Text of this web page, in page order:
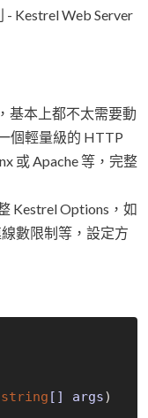
基本上都不太需要動
個輕量級的 HTTP
或 Apache 等，完整
Kestrel Options，如
數限制等，設定方
string [] args)